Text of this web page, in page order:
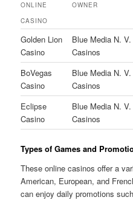
ONLINE
CASINO
OWNER
Golden Lion
Casino
Blue Media N. V.
Casinos
BoVegas
Casino
Blue Media N. V.
Casinos
Eclipse
Casino
Blue Media N. V.
Casinos
Types of Games and
These online casinos offer a
American, European, and
can enjoy daily promotions